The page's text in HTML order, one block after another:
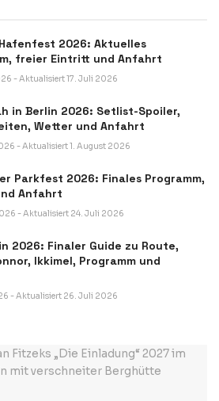
2026: Aktuelles
freier Eintritt und Anfahrt
- Aktualisiert 17. Juli 2026
in Berlin 2026: Setlist-Spoiler,
Wetter und Anfahrt
- Aktualisiert 1. August 2026
Parkfest 2026: Finales Programm,
Anfahrt
- Aktualisiert 24. Juli 2026
2026: Finaler Guide zu Route,
Ikkimel, Programm und
- Aktualisiert 26. Juli 2026